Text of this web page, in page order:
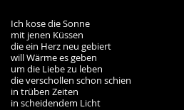
Ich kose die Sonne
mit jenen Küssen
die ein Herz neu gebiert
will Wärme es geben
um die Liebe zu leben
die verschollen schon schien
in trüben Zeiten
in scheidendem Licht